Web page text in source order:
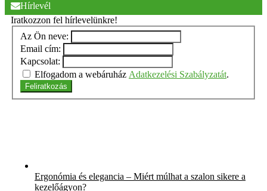
Hírlevél
Iratkozzon fel hírlevelünkre!
Az Ön neve:
Email cím:
Kapcsolat:
Elfogadom a webáruház Adatkezelési Szabályzatát.
Feliratkozás
Ergonómia és elegancia – Miért múlhat a szalon sikere a
kezelőágyon?